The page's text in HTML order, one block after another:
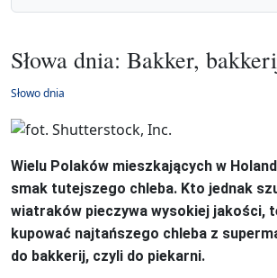
Słowa dnia: Bakker,
Słowo dnia
Wielu Polaków mieszkających w
smak tutejszego chleba. Kto jednak
wiatraków pieczywa wysokiej jakości,
kupować najtańszego chleba z
do bakkerij, czyli do piekarni.